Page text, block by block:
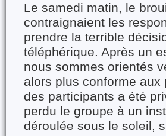
Le samedi matin, le
contraignaient les
prendre la terrible
téléphérique. Après un
nous sommes orientés
alors plus conforme
des participants a été
perdu le groupe à un
déroulée sous le soleil,